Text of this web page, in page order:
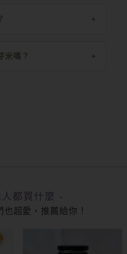
米嗎？
都買什麼 -
超愛，推薦給你！